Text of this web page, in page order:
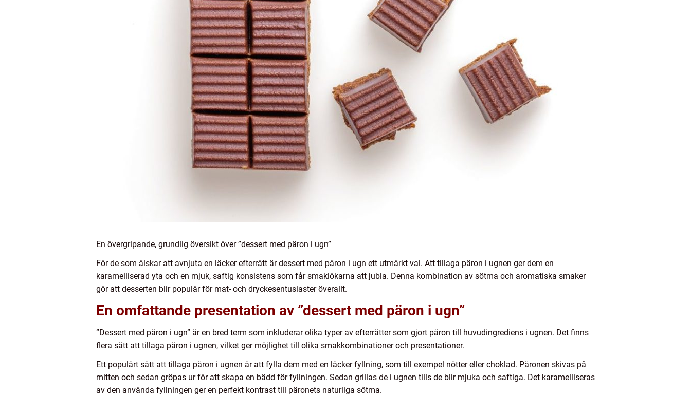
En övergripande, grundlig översikt över ”dessert med päron i ugn”
För de som älskar att avnjuta en läcker efterrätt är dessert med päron i ugn ett utmärkt val. Att tillaga päron i ugnen ger dem en
karamelliserad yta och en mjuk, saftig konsistens som får smaklökarna att jubla. Denna kombination av sötma och aromatiska smaker
gör att desserten blir populär för mat- och dryckesentusiaster överallt.
En omfattande presentation av ”dessert med päron i ugn”
”Dessert med päron i ugn” är en bred term som inkluderar olika typer av efterrätter som gjort päron till huvudingrediens i ugnen. Det finns
flera sätt att tillaga päron i ugnen, vilket ger möjlighet till olika smakkombinationer och presentationer.
Ett populärt sätt att tillaga päron i ugnen är att fylla dem med en läcker fyllning, som till exempel nötter eller choklad. Päronen skivas på
mitten och sedan gröpas ur för att skapa en bädd för fyllningen. Sedan grillas de i ugnen tills de blir mjuka och saftiga. Det karamelliseras
av den använda fyllningen ger en perfekt kontrast till päronets naturliga sötma.